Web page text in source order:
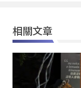
相關文章